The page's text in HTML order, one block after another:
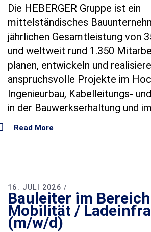
m
e
K
o
n
t
a
k
t
Mit Setzen des Hakens
einverstanden, dass die von
Daten für die Bearbeitung
elektronisch erhoben und
werden. Diese Einwilligung
mit einer Nachricht an uns
werden.
Absenden
Die HEBERGER Gruppe ist ein
mittelständisches
jährlichen Gesamtleistung von
und weltweit rund 1.350
planen, entwickeln und
anspruchsvolle Projekte im
Ingenieurbau, Kabelleitungs‑
in der Bauwerkserhaltung und im
Read More
16. JULI 2026
Bauleiter im
Mobilität /
(m/w/d)